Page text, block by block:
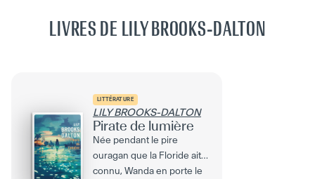
LIVRES DE LILY BROOKS-DALTON
LITTÉRATURE
LILY BROOKS-DALTON
Pirate de lumière
Née pendant le pire
ouragan que la Floride ait
connu, Wanda en porte le